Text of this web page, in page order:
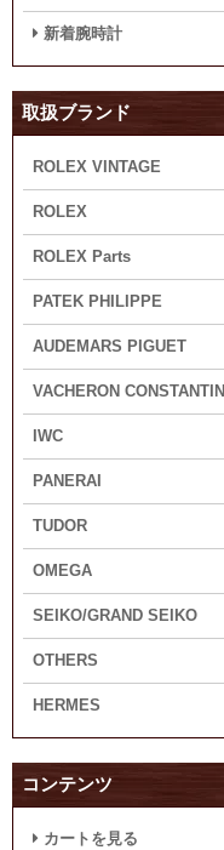
新着腕時計
取扱ブランド
ROLEX VINTAGE
ROLEX
ROLEX Parts
PATEK PHILIPPE
AUDEMARS PIGUET
VACHERON CONSTANTIN
IWC
PANERAI
TUDOR
OMEGA
SEIKO/GRAND SEIKO
OTHERS
HERMES
コンテンツ
カートを見る